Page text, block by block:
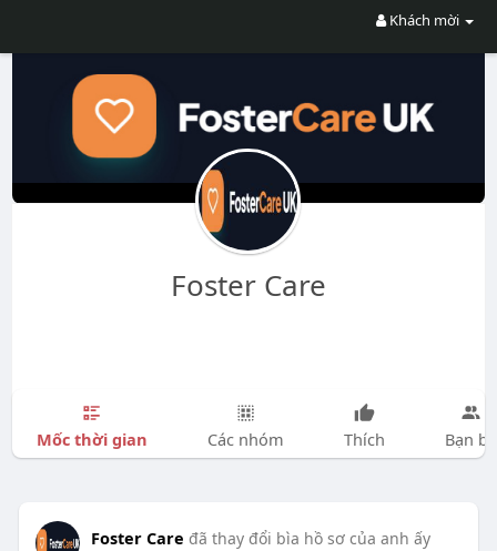
Khách mời
Foster Care
Mốc thời gian Các nhóm Thích Bạn bè
Foster Care đã thay đổi bìa hồ sơ của anh ấy